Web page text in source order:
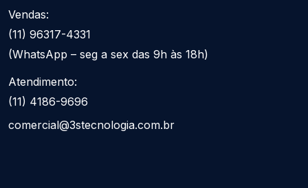
Vendas:
(11) 96317-4331
(WhatsApp – seg a sex das 9h às 18h)
Atendimento:
(11) 4186-9696
comercial@3stecnologia.com.br